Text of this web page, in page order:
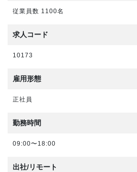
従業員数 1100名
求人コード
10173
雇用形態
正社員
勤務時間
09:00〜18:00
出社/リモート